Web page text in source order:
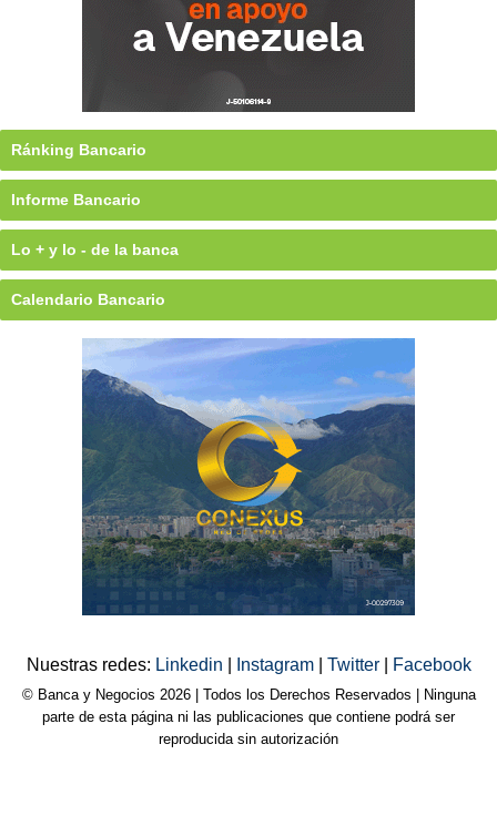
Ránking Bancario
Informe Bancario
Lo + y lo - de la banca
Calendario Bancario
Nuestras redes: Linkedin Instagram Twitter Facebook
© Banca y Negocios 2026 | Todos los Derechos Reservados | Ninguna
parte de esta página ni las publicaciones que contiene podrá ser
reproducida sin autorización